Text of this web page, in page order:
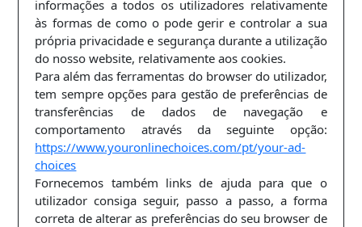
informações a todos os utilizadores relativamente
às formas de como o pode gerir e controlar a sua
própria privacidade e segurança durante a utilização
do nosso website, relativamente aos cookies.
Para além das ferramentas do browser do utilizador,
tem sempre opções para gestão de preferências de
transferências de dados de navegação e
comportamento através da seguinte opção:
https://www.youronlinechoices.com/pt/your-ad-
choices
Fornecemos também links de ajuda para que o
utilizador consiga seguir, passo a passo, a forma
correta de alterar as preferências do seu browser de